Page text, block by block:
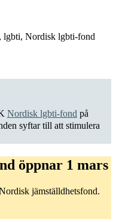
lgbti, Nordisk lgbti-fond
Nordisk lgbti-fond på
syftar till att stimulera
öppnar 1 mars
jämställdhetsfond.